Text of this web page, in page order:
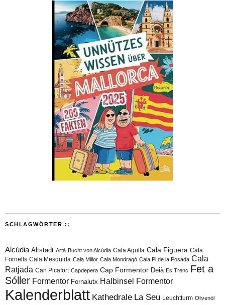
SCHLAGWÖRTER ::
Alcúdia Altstadt Artà Bucht von Alcúdia Cala Agulla Cala Figuera Cala
Fornells Cala Mesquida Cala Millor Cala Mondragó Cala Pi de la Posada Cala
Ratjada Can Picafort Capdepera Cap Formentor Deià Es Trenc Fet a
Sóller Formentor Fornalutx Halbinsel Formentor
Kalenderblatt Kathedrale La Seu Leuchtturm Olivenöl